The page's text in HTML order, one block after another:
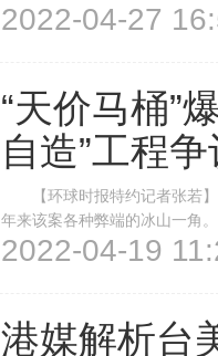
年口罩不够，去年疫苗不够，
2022-04-27
“天价马桶”
自造”工程
【环球时报特约记者张若】
年来该案各种弊端的冰山一角
投资案。但从军火商、厂商内
2022-04-19
港媒解析台